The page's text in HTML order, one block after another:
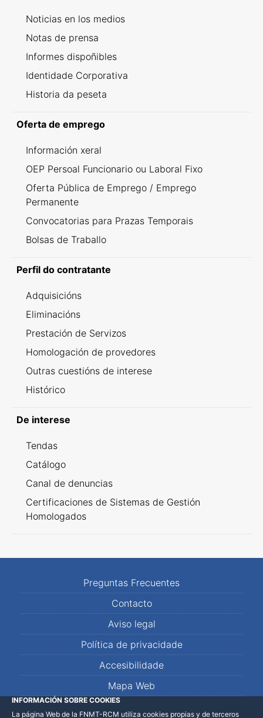
Noticias en los medios
Notas de prensa
Informes dispoñibles
Identidade Corporativa
Historia da peseta
Oferta de emprego
Información xeral
OEP Persoal Funcionario ou Laboral Fixo
Oferta Pública de Emprego / Emprego
Permanente
Convocatorias para Prazas Temporais
Bolsas de Traballo
Perfil do contratante
Adquisicións
Eliminacións
Prestación de Servizos
Homologación de provedores
Outras cuestións de interese
Histórico
De interese
Tendas
Catálogo
Canal de denuncias
Certificaciones de Sistemas de Gestión
Homologados
Preguntas Frecuentes
Contacto
Aviso legal
Política de privacidade
Accesibilidade
Mapa Web
INFORMACIÓN SOBRE COOKIES
La página Web de la FNMT-RCM utiliza cookies propias y de terceros